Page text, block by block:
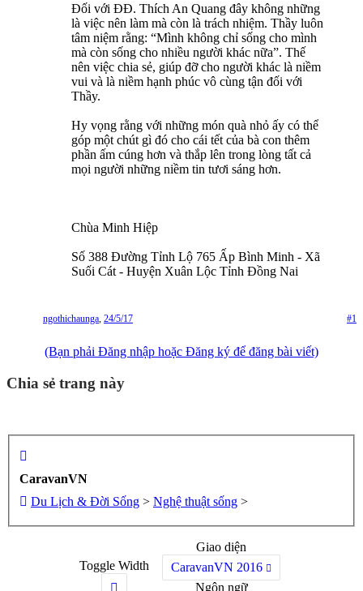
Đối với ĐĐ. Thích An Quang đây không những
là việc nên làm mà còn là trách nhiệm. Thầy luôn
tâm niệm rằng: “Mình không chỉ sống cho mình
mà còn sống cho nhiều người khác nữa”. Thế
nên việc chia sẻ, giúp đỡ cho người khác là niềm
vui và là niềm hạnh phúc vô cùng tận đối với
Thầy.
Hy vọng rằng với những món quà nhỏ ấy có thể
góp một chút gì đó cho cái tết của bà con thêm
phần ấm cúng hơn và thắp lên trong lòng tất cả
mọi người những niềm tin tươi sáng hơn.
Chùa Minh Hiệp
Số 388 Đường Tỉnh Lộ 765 Ấp Bình Minh - Xã
Suối Cát - Huyện Xuân Lộc Tỉnh Đồng Nai
#1
ngothichaunga 24/5/17
(Bạn phải Đăng nhập hoặc Đăng ký để đăng bài viết)
Chia sẻ trang này
CaravanVN
Du Lịch & Đời Sống > Nghệ thuật sống >
Toggle Width
Giao diện
CaravanVN 2016
Ngôn ngữ